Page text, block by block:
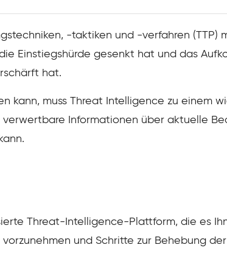
-taktiken und -verfahren (TTP)
Einstiegshürde gesenkt hat und das
hat.
kann, muss Threat Intelligence zu einem
Informationen über aktuelle
Threat-Intelligence-Plattform, die es
und Schritte zur Behebung